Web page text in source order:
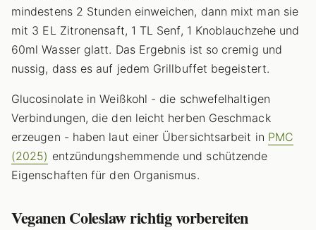
mindestens 2 Stunden einweichen, dann mixt man sie
mit 3 EL Zitronensaft, 1 TL Senf, 1 Knoblauchzehe und
60ml Wasser glatt. Das Ergebnis ist so cremig und
nussig, dass es auf jedem Grillbuffet begeistert.
Glucosinolate in Weißkohl - die schwefelhaltigen
Verbindungen, die den leicht herben Geschmack
erzeugen - haben laut einer Übersichtsarbeit in PMC
(2025) entzündungshemmende und schützende
Eigenschaften für den Organismus.
Veganen Coleslaw richtig vorbereiten